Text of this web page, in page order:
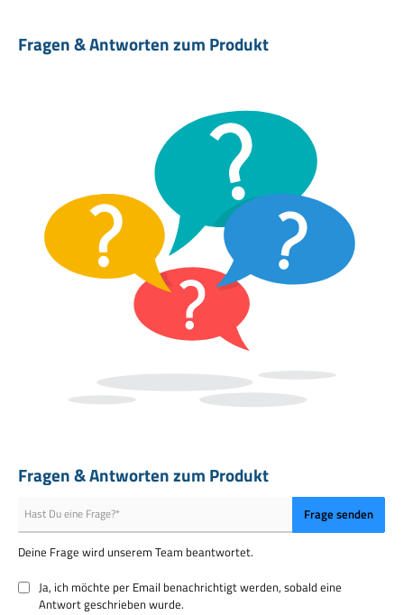
1x Gartenschere / Astschere mit Ratsche
Gleich die praktische Gartenschere bequem online bestellen!
Fragen & Antworten zum Produkt
Fragen & Antworten zum Produkt
Frage senden
Deine Frage wird unserem Team beantwortet.
Ja, ich möchte per Email benachrichtigt werden, sobald eine
Antwort geschrieben wurde.